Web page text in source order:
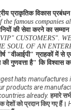
प्राकृतिक विकास
the famous companies
की सेवा करने का सम्मान
CUSTOMERS".
SOUL OF AN
"वीआईपी" ग्राहकों में
गुणवत्ता है" कि
hats manufactures
products are
already. हमारे
को प्रदान किए गए हैं।